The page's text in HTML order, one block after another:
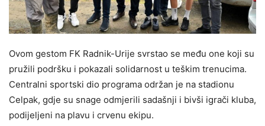
Ovom gestom FK Radnik-Urije svrstao se među one koji su
pružili podršku i pokazali solidarnost u teškim trenucima.
Centralni sportski dio programa održan je na stadionu
Celpak, gdje su snage odmjerili sadašnji i bivši igrači kluba,
podijeljeni na plavu i crvenu ekipu.